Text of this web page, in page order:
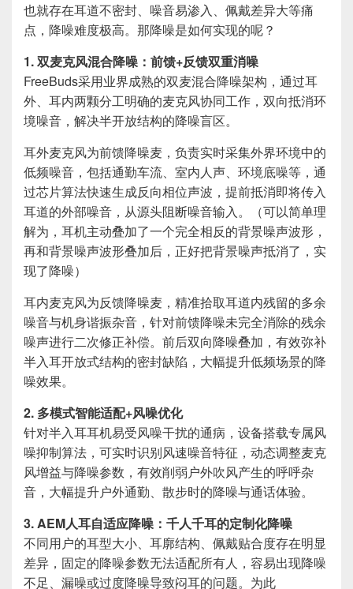
也就存在耳道不密封、噪音易渗入、佩戴差异大等痛
点，降噪难度极高。那降噪是如何实现的呢？
1. 双麦克风混合降噪：前馈+反馈双重消噪
FreeBuds采用业界成熟的双麦混合降噪架构，通过耳
外、耳内两颗分工明确的麦克风协同工作，双向抵消环
境噪音，解决半开放结构的降噪盲区。
耳外麦克风为前馈降噪麦，负责实时采集外界环境中的
低频噪音，包括通勤车流、室内人声、环境底噪等，通
过芯片算法快速生成反向相位声波，提前抵消即将传入
耳道的外部噪音，从源头阻断噪音输入。（可以简单理
解为，耳机主动叠加了一个完全相反的背景噪声波形，
再和背景噪声波形叠加后，正好把背景噪声抵消了，实
现了降噪）
耳内麦克风为反馈降噪麦，精准拾取耳道内残留的多余
噪音与机身谐振杂音，针对前馈降噪未完全消除的残余
噪声进行二次修正补偿。前后双向降噪叠加，有效弥补
半入耳开放式结构的密封缺陷，大幅提升低频场景的降
噪效果。
2. 多模式智能适配+风噪优化
针对半入耳耳机易受风噪干扰的通病，设备搭载专属风
噪抑制算法，可实时识别风速噪音特征，动态调整麦克
风增益与降噪参数，有效削弱户外吹风产生的呼呼杂
音，大幅提升户外通勤、散步时的降噪与通话体验。
3. AEM人耳自适应降噪：千人千耳的定制化降噪
不同用户的耳型大小、耳廓结构、佩戴贴合度存在明显
差异，固定的降噪参数无法适配所有人，容易出现降噪
不足、漏噪或过度降噪导致闷耳的问题。为此